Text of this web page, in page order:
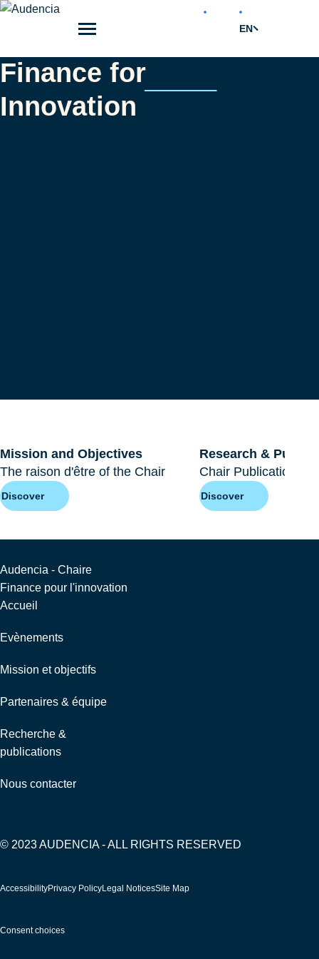
Skip
content
EN
Finance for
Innovation
Mission and Objectives
The raison d'être of the Chair
Discover
Research &
Chair Publications
Discover
Audencia - Chaire
Finance pour l'innovation
Accueil
Evènements
Mission et objectifs
Partenaires & équipe
Recherche &
publications
Nous contacter
© 2023 AUDENCIA - ALL RIGHTS RESERVED
Pied
AccessibilityPrivacy PolicyLegal NoticesSite Map
Consent choices